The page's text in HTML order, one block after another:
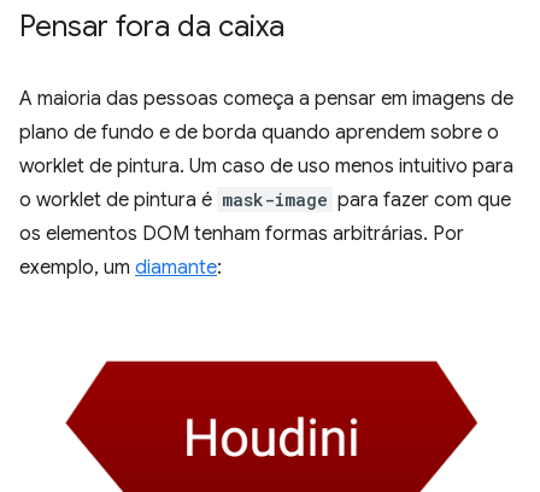
Pensar fora da caixa
A maioria das pessoas começa a pensar em imagens de
plano de fundo e de borda quando aprendem sobre o
worklet de pintura. Um caso de uso menos intuitivo para
o worklet de pintura é mask-image para fazer com que
os elementos DOM tenham formas arbitrárias. Por
exemplo, um diamante: